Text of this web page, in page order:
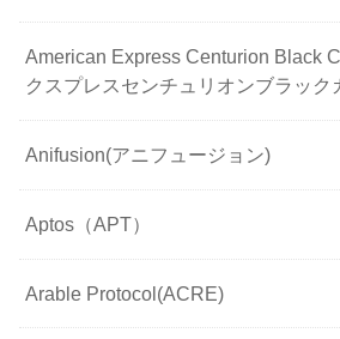
American Express Centurion Black
クスプレスセンチュリオンブラック
Anifusion(アニフュージョン)
Aptos（APT）
Arable Protocol(ACRE)